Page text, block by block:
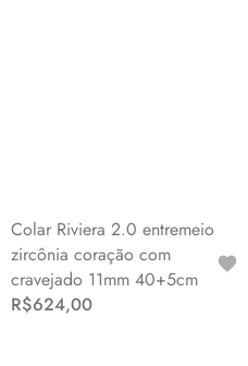
Colar Riviera 2.0 entremeio
zircônia coração com
cravejado 11mm 40+5cm
R$624,00